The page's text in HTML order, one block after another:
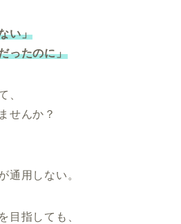
い」
ったのに」
、
せんか？
通用しない。
目指しても、